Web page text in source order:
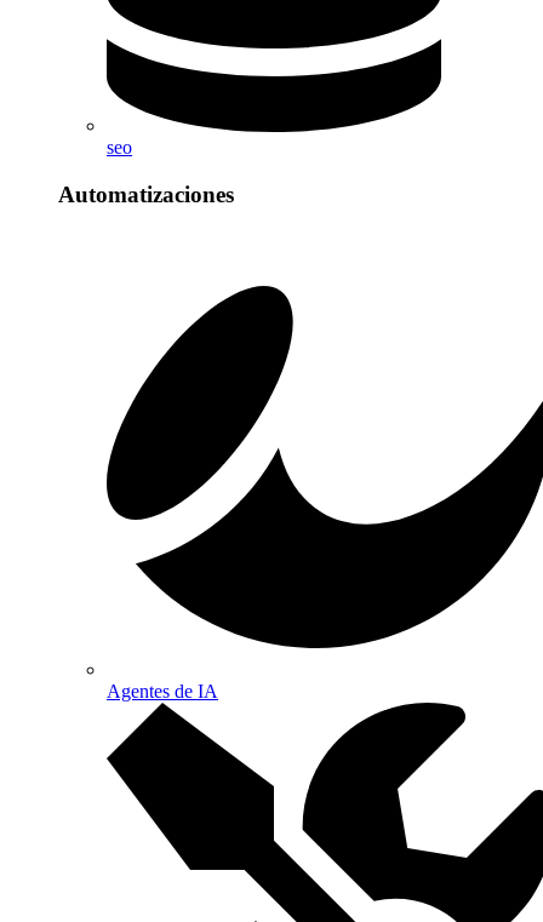
seo
Automatizaciones
Agentes de IA